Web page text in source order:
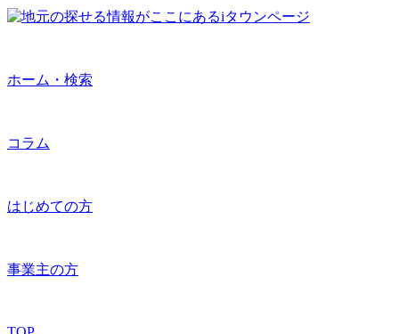
ホーム・検索
コラム
はじめての方
事業主の方